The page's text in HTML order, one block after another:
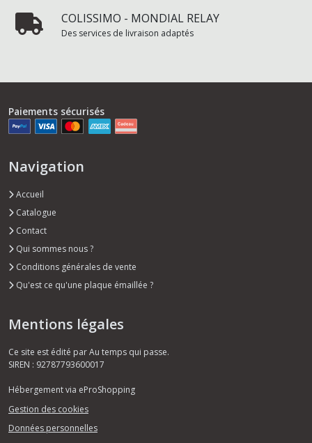
COLISSIMO - MONDIAL RELAY
Des services de livraison adaptés
Paiements sécurisés
Navigation
Accueil
Catalogue
Contact
Qui sommes nous ?
Conditions générales de vente
Qu'est ce qu'une plaque émaillée ?
Mentions légales
Ce site est édité par Au temps qui passe.
SIREN : 92787793600017
Hébergement via eProShopping
Gestion des cookies
Données personnelles